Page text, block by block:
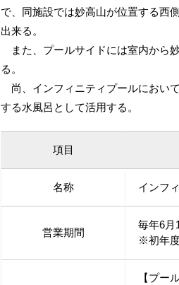
で、同施設では妙高山が位置する西
出来る。
また、プールサイドには室内から
る。
尚、インフィニティプールにおい
する水風呂として活用する。
項目
名称 インフ
営業期間
毎年6月
※初年
【プー